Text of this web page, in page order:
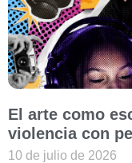
El arte como
violencia con
10 de julio de 2026